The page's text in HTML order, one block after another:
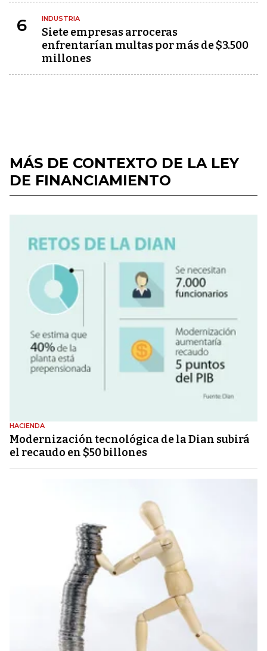
6 INDUSTRIA
Siete empresas arroceras
enfrentarían multas por más de $3.500
millones
MÁS DE CONTEXTO DE LA LEY
DE FINANCIAMIENTO
HACIENDA
Modernización tecnológica de la Dian subirá
el recaudo en $50 billones